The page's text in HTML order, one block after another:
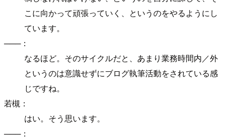
こに向かって頑張っていく、というのをやるようにし
ています。
───：
なるほど。そのサイクルだと、あまり業務時間内／外
というのは意識せずにブログ執筆活動をされている感
じですね。
若槻：
はい。そう思います。
───：